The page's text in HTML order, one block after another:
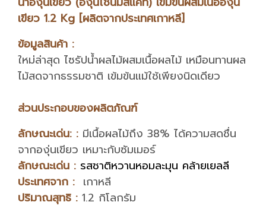
เขียว 1.2 Kg [ผลิตจากประเทศเกาหลี]
ข้อมูลสินค้า :
ใหม่ล่าสุด ไซรัปน้ำผลไม้ผสมเนื้อผลไม้ เหมือนทานผล
ไม้สดจากธรรมชาติ เข้มข้นแม้ใช้เพียงนิดเดียว
ส่วนประกอบของผลิตภัณฑ์
ลักษณะเด่น: : มีเนื้อผลไม้ถึง 38% ได้ความสดชื่น
จากองุ่นเขียว เหมาะกับซัมเมอร์
ลักษณะเด่น : รสชาติหวานหอมละมุน คล้ายเยลลี
ประเทศจาก : เกาหลี
ปริมาณสุทธิ : 1.2 กิโลกรัม